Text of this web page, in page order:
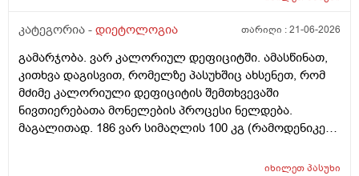
კატეგორია - დიეტოლოგია თარიღი :21-06-2026
გამარჯობა. ვარ კალორიულ დეფიციტში. ამასწინათ,
კითხვა დაგისვით, რომელზე პასუხშიც ახსენეთ, რომ
მძიმე კალორიული დეფიციტის შემთხვევაში
ნივთიერებათა მონელების პროცესი ნელდება.
მაგალითად. 186 ვარ სიმაღლის 100 კგ (რამოდენიკე
სუნთქვით და ძილით ვხარჯავ 1900 კალორიას. დღეს,
იხილეთპასუხი